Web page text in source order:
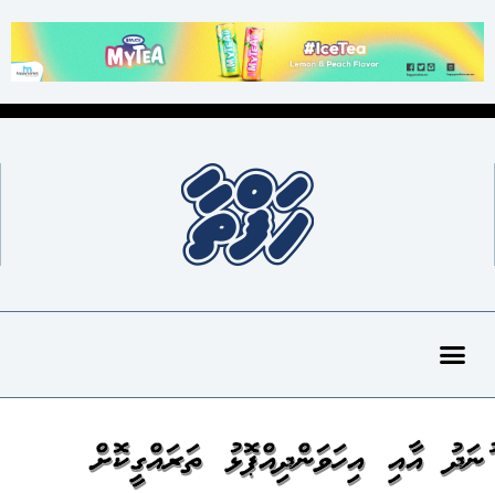
ފުނަދު އާއި އިހަވަންދިއްޕޮޅު ތަރައްގީކޮށް